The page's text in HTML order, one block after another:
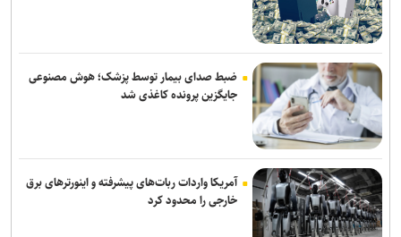
ضبط صدای بیمار توسط پزشک؛ هوش مصنوعی
جایگزین پرونده کاغذی شد
آمریکا واردات ربات‌های پیشرفته و اینورترهای برق
خارجی را محدود کرد